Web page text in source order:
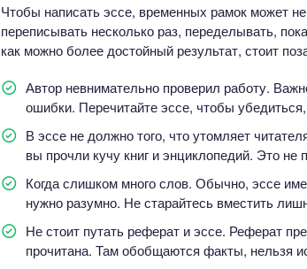
Чтобы написать эссе, временных рамок может
переписывать несколько раз, переделывать,
как можно более достойный результат, стоит
Автор невнимательно проверил работу.
ошибки. Перечитайте эссе, чтобы
В эссе не должно того, что утомляет
вы прочли кучу книг и энциклопедий. Это
Когда слишком много слов. Обычно, эссе
нужно разумно. Не старайтесь вместить
Не стоит путать реферат и эссе. Реферат
прочитана. Там обобщаются факты, нельзя